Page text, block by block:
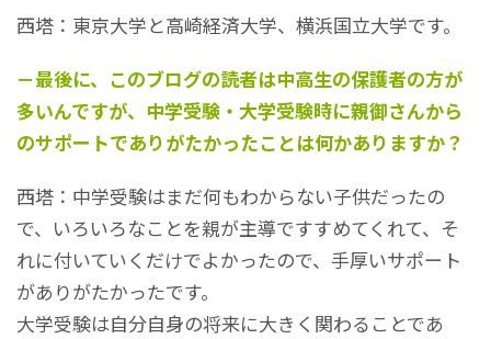
西塔：東京大学と高崎経済大学、横浜国立大学です。
－最後に、このブログの読者は中高生の保護者の方が
多いんですが、中学受験・大学受験時に親御さんから
のサポートでありがたかったことは何かありますか？
西塔：中学受験はまだ何もわからない子供だったの
で、いろいろなことを親が主導ですすめてくれて、そ
れに付いていくだけでよかったので、手厚いサポート
がありがたかったです。
大学受験は自分自身の将来に大きく関わることであ